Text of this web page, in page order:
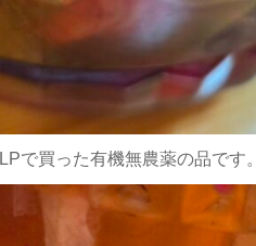
で買った有機無農薬の品です。